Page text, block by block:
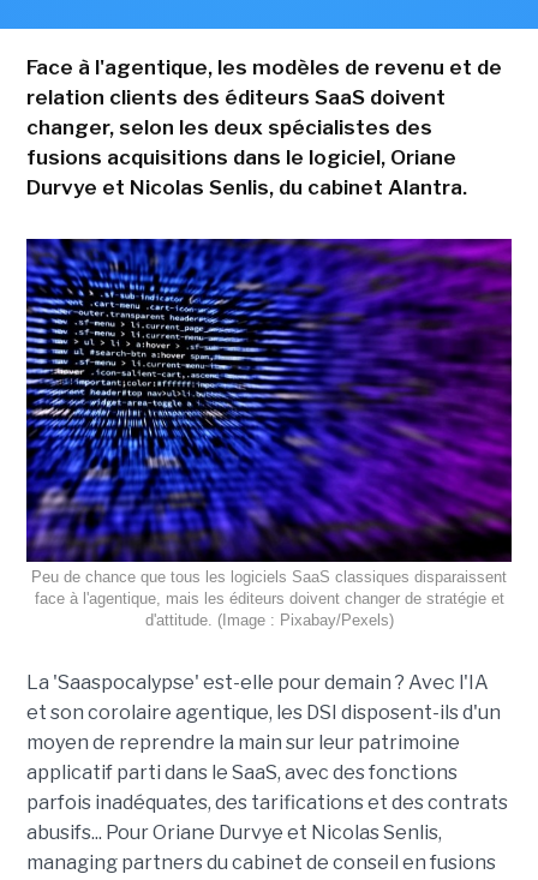
Face à l'agentique, les modèles de revenu et de
relation clients des éditeurs SaaS doivent
changer, selon les deux spécialistes des
fusions acquisitions dans le logiciel, Oriane
Durvye et Nicolas Senlis, du cabinet Alantra.
Peu de chance que tous les logiciels SaaS classiques disparaissent
face à l'agentique, mais les éditeurs doivent changer de stratégie et
d'attitude. (Image : Pixabay/Pexels)
La 'Saaspocalypse' est-elle pour demain ? Avec l'IA
et son corolaire agentique, les DSI disposent-ils d'un
moyen de reprendre la main sur leur patrimoine
applicatif parti dans le SaaS, avec des fonctions
parfois inadéquates, des tarifications et des contrats
abusifs... Pour Oriane Durvye et Nicolas Senlis,
managing partners du cabinet de conseil en fusions